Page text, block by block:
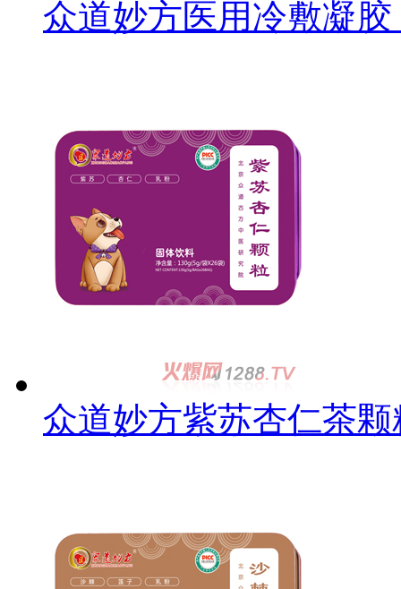
众道妙方医用冷敷凝
众道妙方紫苏杏仁茶颗